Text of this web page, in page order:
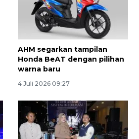
AHM segarkan tampilan
Honda BeAT dengan pilihan
warna baru
4 Juli 2026 09:27